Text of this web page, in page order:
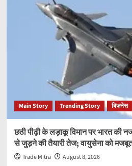
Main Story Trending Story बिज़नेस
छठी पीढ़ी के लड़ाकू विमान पर भारत की
से जुड़ने की तैयारी तेज; वायुसेना को
Trade Mitra August 8, 2026